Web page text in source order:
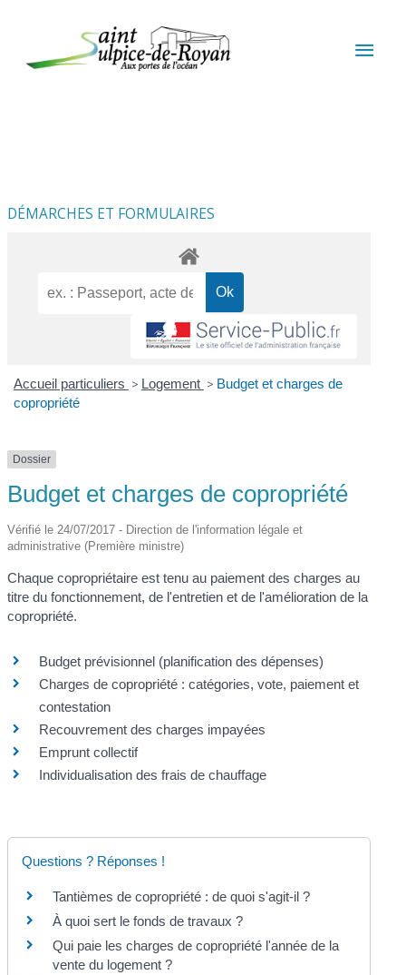
DÉMARCHES ET FORMULAIRES
Accueil particuliers > Logement > Budget et charges de
copropriété
Dossier
Budget et charges de copropriété
Vérifié le 24/07/2017 - Direction de l'information légale et
administrative (Première ministre)
Chaque copropriétaire est tenu au paiement des charges au
titre du fonctionnement, de l'entretien et de l'amélioration de la
copropriété.
Budget prévisionnel (planification des dépenses)
Charges de copropriété : catégories, vote, paiement et
contestation
Recouvrement des charges impayées
Emprunt collectif
Individualisation des frais de chauffage
Questions ? Réponses !
Tantièmes de copropriété : de quoi s'agit-il ?
À quoi sert le fonds de travaux ?
Qui paie les charges de copropriété l'année de la
vente du logement ?